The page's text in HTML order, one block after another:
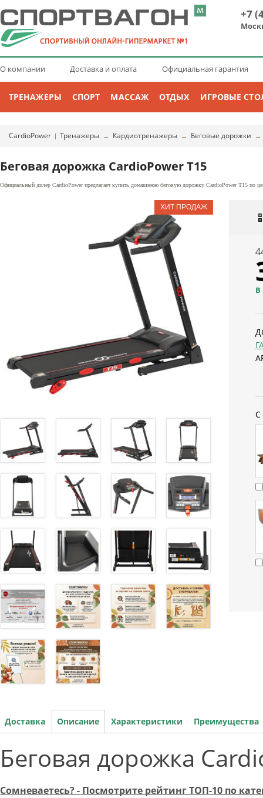
+7
О компании Доставка и оплата Официальная гарантия
ТРЕНАЖЕРЫ СПОРТ МАССАЖ ОТДЫХ ИГРОВЫЕ
CardioPower | Тренажеры → Кардиотренажеры → Беговые дорожки
Беговая дорожка CardioPower T15
Официальный дилер CardioPower предлагает купить домашнюю беговую дорожку CardioPower T15 по
С
Доставка Описание Характеристики Преимущества
Беговая дорожка
Сомневаетесь? - Посмотрите рейтинг ТОП-10 по